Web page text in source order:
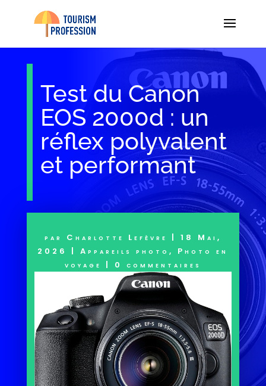
Test du Canon
EOS 2000d : un
réflex polyvalent
et performant
par Charlotte Lefèvre | 18 Mai,
2026
|Appareils photo, Photo en
voyage
| 0 commentaires